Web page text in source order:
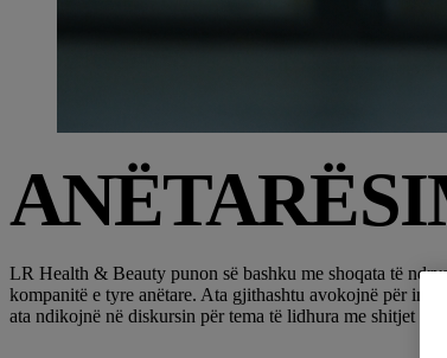
LR Health & Beauty punon së bashku me shoqata të
kompanitë e tyre anëtare. Ata gjithashtu avokojnë për
ata ndikojnë në diskursin për tema të lidhura me shitjet